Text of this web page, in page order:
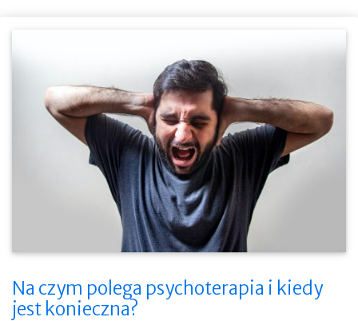
Na czym polega psychoterapia i kiedy
jest konieczna?